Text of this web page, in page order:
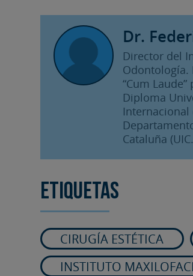
Dr.
Director del
Odontología.
“Cum
Diploma
Internacional
Cataluña
Etiquetas
CIRUGÍA ESTÉTICA
INSTITUTO